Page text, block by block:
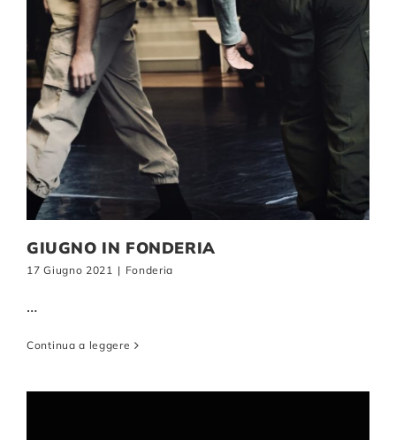
GIUGNO IN FONDERIA
17 Giugno 2021 | Fonderia
…
Continua a leggere